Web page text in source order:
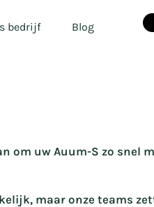
bedrijf Blog
om uw Auum-S zo snel
maar onze teams